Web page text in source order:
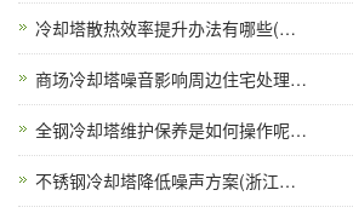
冷却塔散热效率提升办法有哪些(…
商场冷却塔噪音影响周边住宅处理…
全钢冷却塔维护保养是如何操作呢…
不锈钢冷却塔降低噪声方案(浙江…